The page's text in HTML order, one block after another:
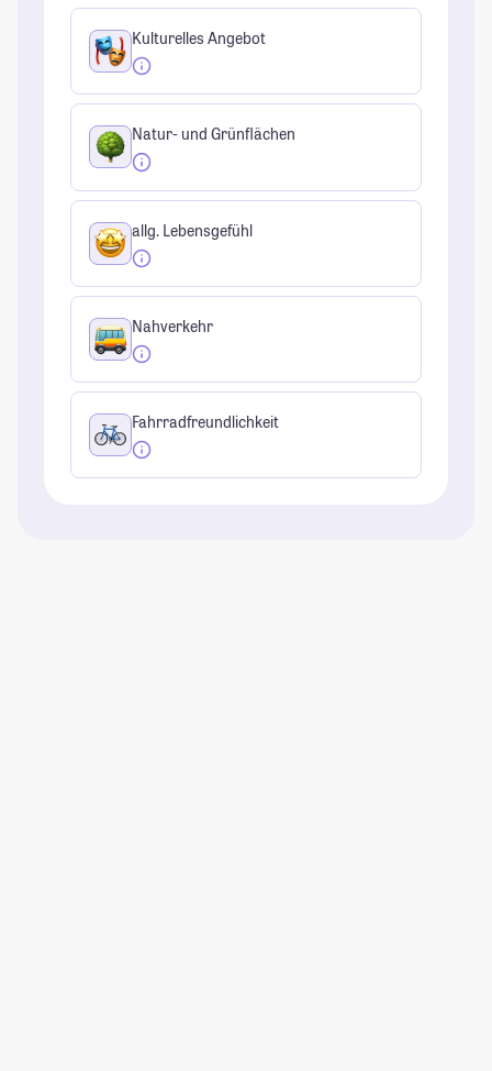
Kulturelles Angebot
Natur- und Grünflächen
allg. Lebensgefühl
Nahverkehr
Fahrradfreundlichkeit